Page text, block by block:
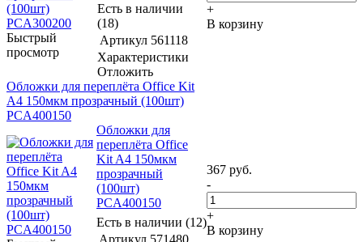
Быстрый
просмотр
Есть в наличии
(18)
Артикул 561118
Характеристики
Отложить
+
В корзину
Обложки для переплёта Office Kit
A4 150мкм прозрачный (100шт)
PCA400150
Обложки для
переплёта Office
Kit A4 150мкм
прозрачный
(100шт)
PCA400150
Есть в наличии (12)
Артикул 571480
367 руб.
-
+
В корзину